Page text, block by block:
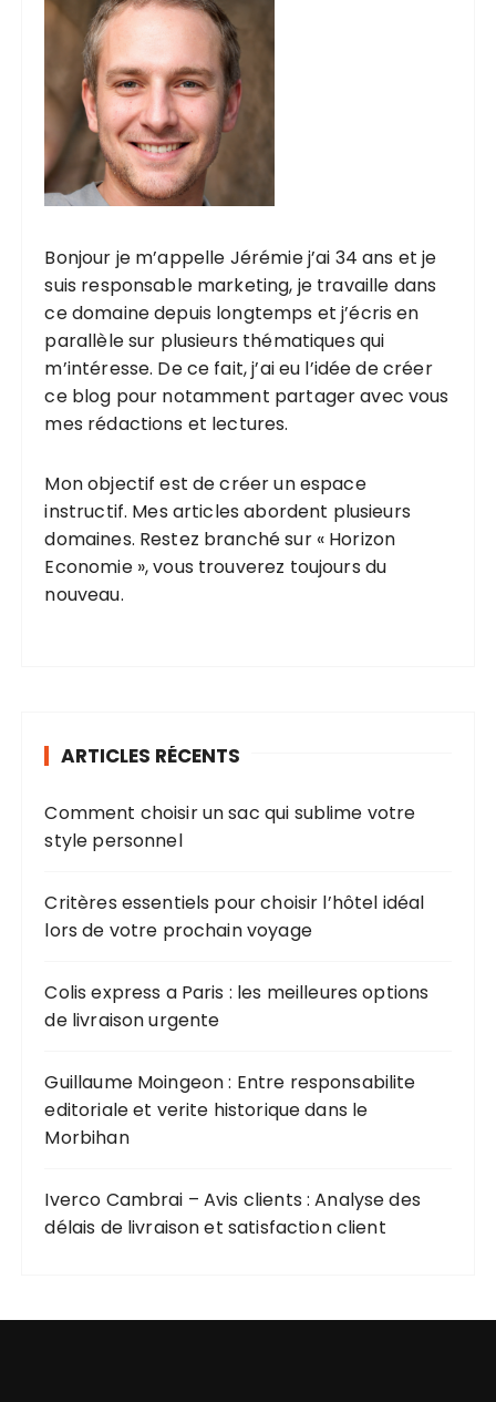
Bonjour je m’appelle Jérémie j’ai 34 ans et je
suis responsable marketing, je travaille dans
ce domaine depuis longtemps et j’écris en
parallèle sur plusieurs thématiques qui
m’intéresse. De ce fait, j’ai eu l’idée de créer
ce blog pour notamment partager avec vous
mes rédactions et lectures.
Mon objectif est de créer un espace
instructif. Mes articles abordent plusieurs
domaines. Restez branché sur « Horizon
Economie », vous trouverez toujours du
nouveau.
ARTICLES RÉCENTS
Comment choisir un sac qui sublime votre
style personnel
Critères essentiels pour choisir l’hôtel idéal
lors de votre prochain voyage
Colis express a Paris : les meilleures options
de livraison urgente
Guillaume Moingeon : Entre responsabilite
editoriale et verite historique dans le
Morbihan
Iverco Cambrai – Avis clients : Analyse des
délais de livraison et satisfaction client